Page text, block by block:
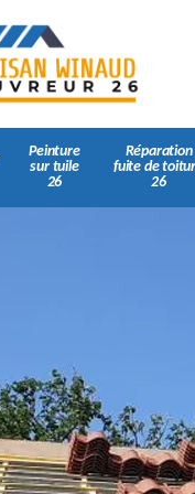
Peinture
sur tuile
26
Réparation
fuite de
26